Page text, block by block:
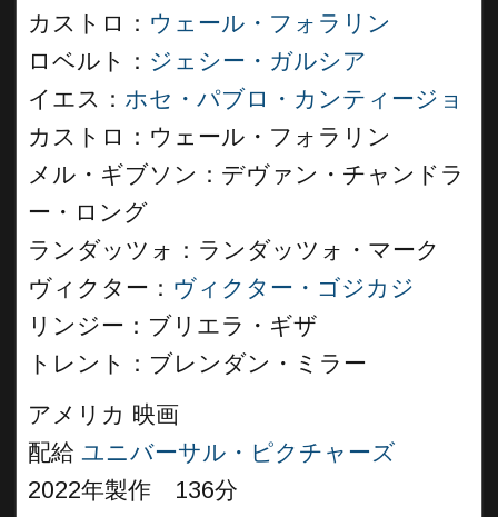
カストロ： ウェール・フォラリン
ロベルト： ジェシー・ガルシア
イエス： ホセ・パブロ・カンティージョ
カストロ：ウェール・フォラリン
メル・ギブソン：デヴァン・チャンドラ
ー・ロング
ランダッツォ：ランダッツォ・マーク
ヴィクター： ヴィクター・ゴジカジ
リンジー：ブリエラ・ギザ
トレント：ブレンダン・ミラー
アメリカ 映画
配給 ユニバーサル・ピクチャーズ
2022年製作 136分